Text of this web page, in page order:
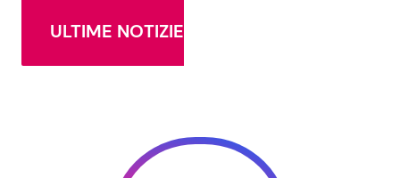
ULTIME NOTIZIE